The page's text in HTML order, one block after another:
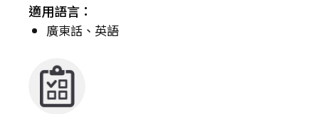
適用語言：
廣東話、英語